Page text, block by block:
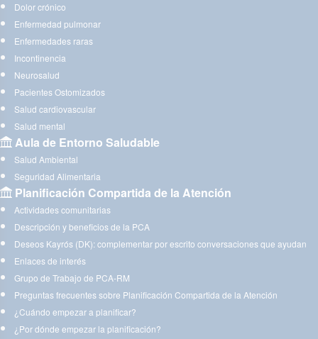
Dolor crónico
Enfermedad pulmonar
Enfermedades raras
Incontinencia
Neurosalud
Pacientes Ostomizados
Salud cardiovascular
Salud mental
Aula de Entorno Saludable
Salud Ambiental
Seguridad Alimentaria
Planificación Compartida de la Atención
Actividades comunitarias
Descripción y beneficios de la PCA
Deseos Kayrós (DK): complementar por escrito conversaciones que ayudan
Enlaces de interés
Grupo de Trabajo de PCA-RM
Preguntas frecuentes sobre Planificación Compartida de la Atención
¿Cuándo empezar a planificar?
¿Por dónde empezar la planificación?